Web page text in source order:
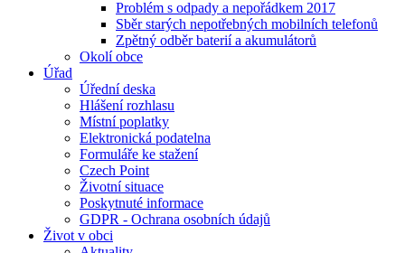
Problém s odpady a nepořádkem 2017
Sběr starých nepotřebných mobilních telefonů
Zpětný odběr baterií a akumulátorů
Okolí obce
Úřad
Úřední deska
Hlášení rozhlasu
Místní poplatky
Elektronická podatelna
Formuláře ke stažení
Czech Point
Životní situace
Poskytnuté informace
GDPR - Ochrana osobních údajů
Život v obci